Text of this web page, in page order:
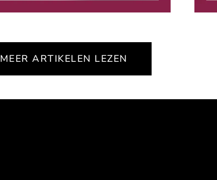
MEER ARTIKELEN LEZEN